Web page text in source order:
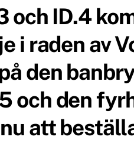
och ID.4
i raden av
den
och den
att